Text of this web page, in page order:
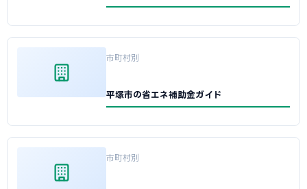
市町村別
平塚市の省エネ補助金ガイド
市町村別